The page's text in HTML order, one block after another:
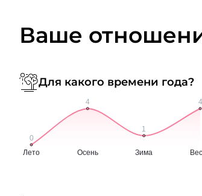
Ваше
Для какого времени года?